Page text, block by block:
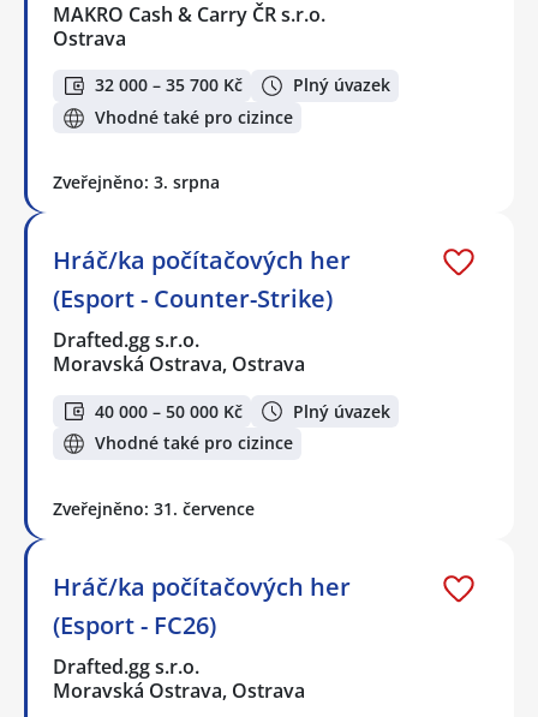
MAKRO Cash & Carry ČR s.r.o.
Ostrava
32 000 – 35 700 Kč
Plný úvazek
Vhodné také pro cizince
Zveřejněno: 3. srpna
Hráč/ka počítačových her
(Esport - Counter-Strike)
Drafted.gg s.r.o.
Moravská Ostrava, Ostrava
40 000 – 50 000 Kč
Plný úvazek
Vhodné také pro cizince
Zveřejněno: 31. července
Hráč/ka počítačových her
(Esport - FC26)
Drafted.gg s.r.o.
Moravská Ostrava, Ostrava